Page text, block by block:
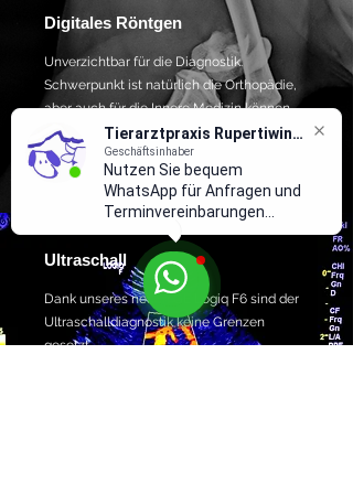
Tierarztpraxis Rupertiwinkel
Geschäftsinhaber
Nutzen Sie bequem
WhatsApp für Anfragen und
Terminvereinbarungen...
Digitales Röntgen
Unverzichtbar für die Diagnostik.
Schwerpunkt ist natürlich die Orthopädie,
aber auch für die Innere Medizin können
wichtige Information gewonnen werden.
Ultraschall
Dank unseres neuen GE Logiq F6 sind der
Ultraschalldiagnostik keine Grenzen
gesetzt.